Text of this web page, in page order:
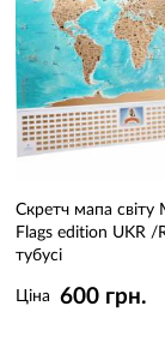
Скретч мапа світу
Flags edition UKR /
тубусі
Ціна600 грн.